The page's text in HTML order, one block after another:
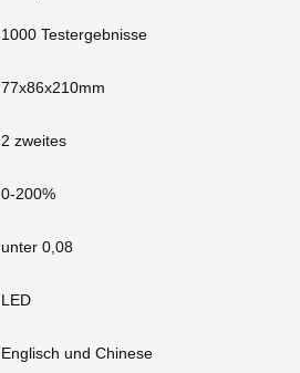
1000 Testergebnisse
77x86x210mm
2 zweites
0-200%
unter 0,08
LED
Englisch und Chinese